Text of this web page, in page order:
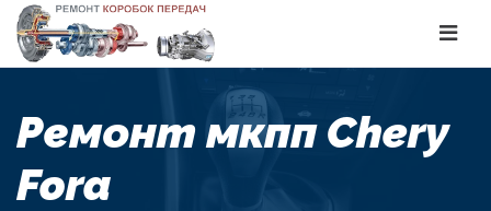
Toggle
Ремонт мкпп Chery
Fora